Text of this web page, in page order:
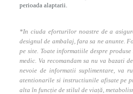
perioada alaptarii.
*In ciuda eforturilor noastre de a
designul de ambalaj, fara sa ne anunte.
pe site. Toate informatiile despre
medic. Va recomandam sa nu va bazati
nevoie de informatii suplimentare, va
atentionarile si instructiunile afisate pe
alta în funcție de stilul de viață,